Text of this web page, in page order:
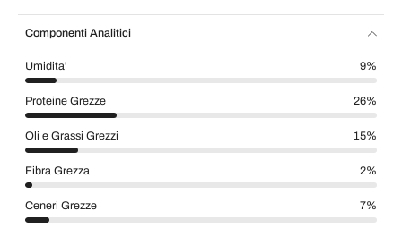
Componenti Analitici
Umidita' 9%
Proteine Grezze 26%
Oli e Grassi Grezzi 15%
Fibra Grezza 2%
Ceneri Grezze 7%